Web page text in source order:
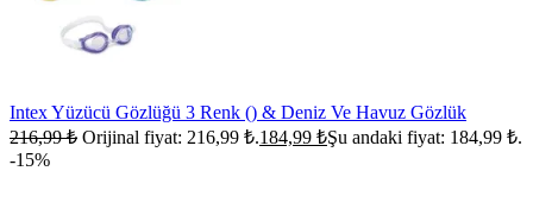
Intex Yüzücü Gözlüğü 3 Renk () & Deniz Ve Havuz Gözlük
216,99₺ Orijinal fiyat: 216,99 ₺.184,99 ₺Şu andaki fiyat: 184,99 ₺.
-15%